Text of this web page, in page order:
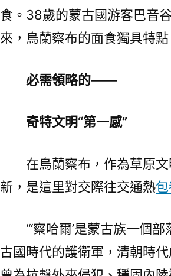
食。38歲的蒙古國游客巴音
來，烏蘭察布的面食獨具特點
必需領略的——
奇特文明“第一感”
在烏蘭察布，作為草原
新，是這里對交際往交通熱
“‘察哈爾’是蒙古族一個
古國時代的護衛軍，清朝時